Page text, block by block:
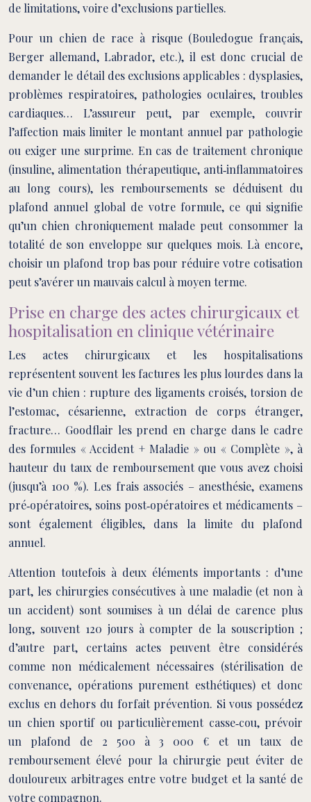
de limitations, voire d’exclusions partielles.
Pour un chien de race à risque (Bouledogue français,
Berger allemand, Labrador, etc.), il est donc crucial de
demander le détail des exclusions applicables : dysplasies,
problèmes respiratoires, pathologies oculaires, troubles
cardiaques… L’assureur peut, par exemple, couvrir
l’affection mais limiter le montant annuel par pathologie
ou exiger une surprime. En cas de traitement chronique
(insuline, alimentation thérapeutique, anti‑inflammatoires
au long cours), les remboursements se déduisent du
plafond annuel global de votre formule, ce qui signifie
qu’un chien chroniquement malade peut consommer la
totalité de son enveloppe sur quelques mois. Là encore,
choisir un plafond trop bas pour réduire votre cotisation
peut s’avérer un mauvais calcul à moyen terme.
Prise en charge des actes chirurgicaux et
hospitalisation en clinique vétérinaire
Les actes chirurgicaux et les hospitalisations
représentent souvent les factures les plus lourdes dans la
vie d’un chien : rupture des ligaments croisés, torsion de
l’estomac, césarienne, extraction de corps étranger,
fracture… Goodflair les prend en charge dans le cadre
des formules « Accident + Maladie » ou « Complète », à
hauteur du taux de remboursement que vous avez choisi
(jusqu’à 100 %). Les frais associés – anesthésie, examens
pré‑opératoires, soins post‑opératoires et médicaments –
sont également éligibles, dans la limite du plafond
annuel.
Attention toutefois à deux éléments importants : d’une
part, les chirurgies consécutives à une maladie (et non à
un accident) sont soumises à un délai de carence plus
long, souvent 120 jours à compter de la souscription ;
d’autre part, certains actes peuvent être considérés
comme non médicalement nécessaires (stérilisation de
convenance, opérations purement esthétiques) et donc
exclus en dehors du forfait prévention. Si vous possédez
un chien sportif ou particulièrement casse‑cou, prévoir
un plafond de 2 500 à 3 000 € et un taux de
remboursement élevé pour la chirurgie peut éviter de
douloureux arbitrages entre votre budget et la santé de
votre compagnon.